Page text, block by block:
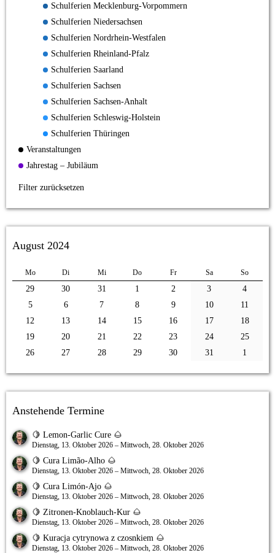
Schulferien Mecklenburg-Vorpommern
Schulferien Niedersachsen
Schulferien Nordrhein-Westfalen
Schulferien Rheinland-Pfalz
Schulferien Saarland
Schulferien Sachsen
Schulferien Sachsen-Anhalt
Schulferien Schleswig-Holstein
Schulferien Thüringen
Veranstaltungen
Jahrestag – Jubiläum
Filter zurücksetzen
August 2024
Mo Di Mi Do Fr Sa So
29 30 31 1 2 3
4
5
6 7 8 9 10
11
12
13 14 15 16 17
18
19
20 21 22 23 24
25
26
27 28 29 30 31 1
Anstehende Termine
🍋 Lemon-Garlic Cure 🌰
Dienstag, 13. Oktober 2026 – Mittwoch, 28. Oktober 2026
🍋 Cura Limão-Alho 🌰
Dienstag, 13. Oktober 2026 – Mittwoch, 28. Oktober 2026
🍋 Cura Limón-Ajo 🌰
Dienstag, 13. Oktober 2026 – Mittwoch, 28. Oktober 2026
🍋 Zitronen-Knoblauch-Kur 🌰
Dienstag, 13. Oktober 2026 – Mittwoch, 28. Oktober 2026
🍋 Kuracja cytrynowa z czosnkiem 🌰
Dienstag, 13. Oktober 2026 – Mittwoch, 28. Oktober 2026